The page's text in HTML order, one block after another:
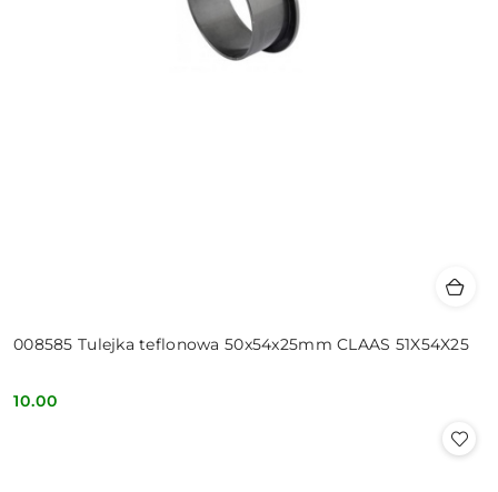
008585 Tulejka teflonowa 50x54x25mm CLAAS 51X54X25
Cena:
10.00